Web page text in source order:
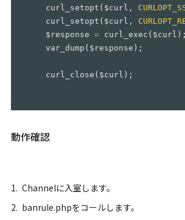
curl_setopt ( $curl ,
curl_setopt ( $curl ,
$response
= curl_exec ( $curl );
var_dump ( $response );
curl_close ( $curl );
動作確認
Channelに入室します。
banrule.phpをコールします。